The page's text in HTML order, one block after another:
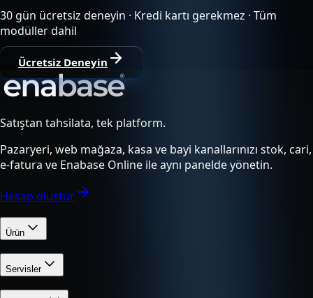
30 gün ücretsiz deneyin · Kredi kartı gerekmez · Tüm
modüller dahil
Ücretsiz Deneyin
Satıştan tahsilata, tek platform.
Pazaryeri, web mağaza, kasa ve bayi kanallarınızı stok, cari,
e-fatura ve Enabase Online ile aynı panelde yönetin.
Hesap oluştur
Ürün
Servisler